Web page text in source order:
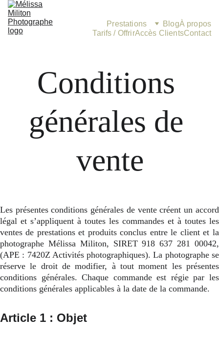
Prestations BlogÀ propos
Tarifs / OffrirAccès ClientsContact
Conditions
générales de
vente
Les présentes conditions générales de vente créent un accord
légal et s’appliquent à toutes les commandes et à toutes les
ventes de prestations et produits conclus entre le client et la
photographe Mélissa Militon, SIRET 918 637 281 00042,
(APE : 7420Z Activités photographiques). La photographe se
réserve le droit de modifier, à tout moment les présentes
conditions générales. Chaque commande est régie par les
conditions générales applicables à la date de la commande.
Article 1 : Objet